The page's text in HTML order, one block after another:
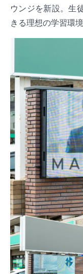
ウンジを新設。生
きる理想の学習環境